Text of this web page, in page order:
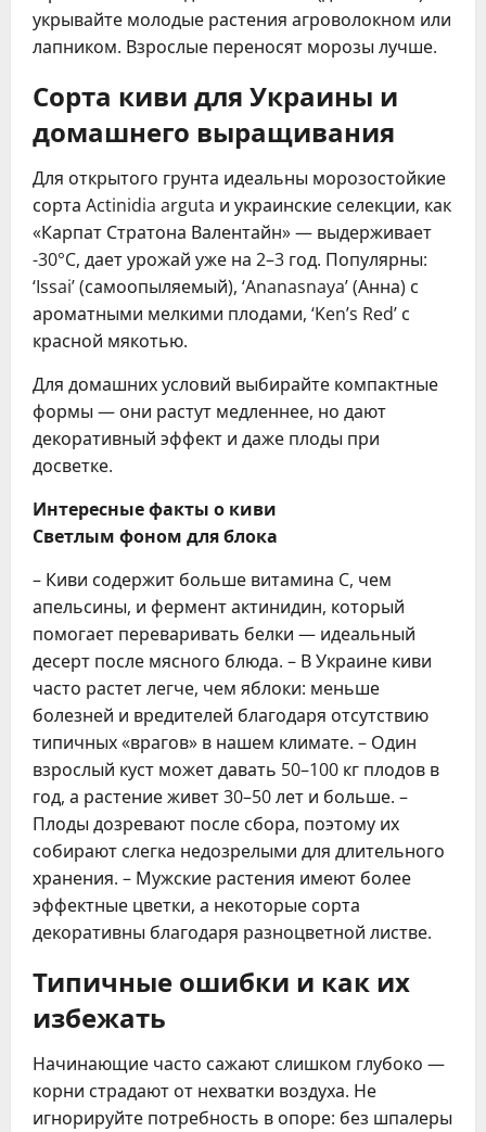
укрывайте молодые растения агроволокном или
лапником. Взрослые переносят морозы лучше.
Сорта киви для Украины и
домашнего выращивания
Для открытого грунта идеальны морозостойкие
сорта Actinidia arguta и украинские селекции, как
«Карпат Стратона Валентайн» — выдерживает
-30°C, дает урожай уже на 2–3 год. Популярны:
‘Issai’ (самоопыляемый), ‘Ananasnaya’ (Анна) с
ароматными мелкими плодами, ‘Ken’s Red’ с
красной мякотью.
Для домашних условий выбирайте компактные
формы — они растут медленнее, но дают
декоративный эффект и даже плоды при
досветке.
Интересные факты о киви
Светлым фоном для блока
– Киви содержит больше витамина C, чем
апельсины, и фермент актинидин, который
помогает переваривать белки — идеальный
десерт после мясного блюда. – В Украине киви
часто растет легче, чем яблоки: меньше
болезней и вредителей благодаря отсутствию
типичных «врагов» в нашем климате. – Один
взрослый куст может давать 50–100 кг плодов в
год, а растение живет 30–50 лет и больше. –
Плоды дозревают после сбора, поэтому их
собирают слегка недозрелыми для длительного
хранения. – Мужские растения имеют более
эффектные цветки, а некоторые сорта
декоративны благодаря разноцветной листве.
Типичные ошибки и как их
избежать
Начинающие часто сажают слишком глубоко —
корни страдают от нехватки воздуха. Не
игнорируйте потребность в опоре: без шпалеры